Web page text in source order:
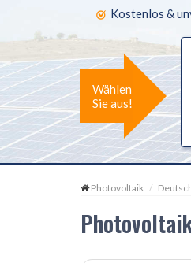
Kostenlos &
Wählen
Sie aus!
Photovoltaik